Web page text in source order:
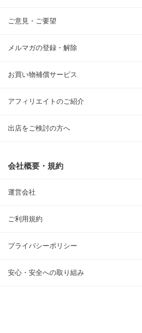
ご意見・ご要望
メルマガの登録・解除
お買い物補償サービス
アフィリエイトのご紹介
出店をご検討の方へ
会社概要・規約
運営会社
ご利用規約
プライバシーポリシー
安心・安全への取り組み